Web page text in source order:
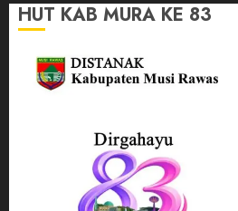
HUT KAB MURA KE 83